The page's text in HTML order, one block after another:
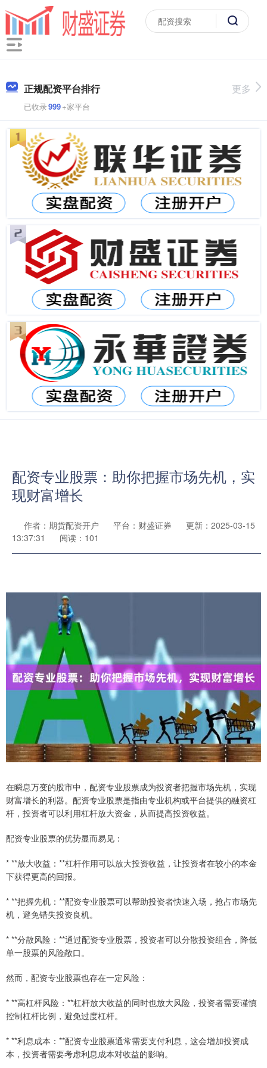
正规配资平台排行
已收录999+家平台
更多
配资专业股票：助你把握市场先机，实
现财富增长
作者：期货配资开户 平台：财盛证券
更新：2025-03-15
13:37:31
阅读：101
在瞬息万变的股市中，配资专业股票成为投资者把握市场先机，实现
财富增长的利器。配资专业股票是指由专业机构或平台提供的融资杠
杆，投资者可以利用杠杆放大资金，从而提高投资收益。
配资专业股票的优势显而易见：
* **放大收益：**杠杆作用可以放大投资收益，让投资者在较小的本金
下获得更高的回报。
* **把握先机：**配资专业股票可以帮助投资者快速入场，抢占市场先
机，避免错失投资良机。
* **分散风险：**通过配资专业股票，投资者可以分散投资组合，降低
单一股票的风险敞口。
然而，配资专业股票也存在一定风险：
* **高杠杆风险：**杠杆放大收益的同时也放大风险，投资者需要谨慎
控制杠杆比例，避免过度杠杆。
* **利息成本：**配资专业股票通常需要支付利息，这会增加投资成
本，投资者需要考虑利息成本对收益的影响。